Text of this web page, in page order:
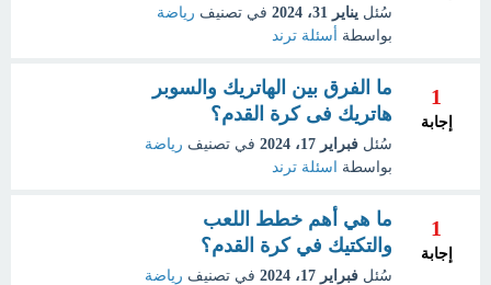
سُئل يناير 31، 2024 في تصنيف رياضة
بواسطة أسئلة ترند
1
إجابة
ما الفرق بين الهاتريك والسوبر
هاتريك فى كرة القدم؟
سُئل فبراير 17، 2024 في تصنيف رياضة
بواسطة اسئلة ترند
1
إجابة
ما هي أهم خطط اللعب
والتكتيك في كرة القدم؟
سُئل فبراير 17، 2024 في تصنيف رياضة